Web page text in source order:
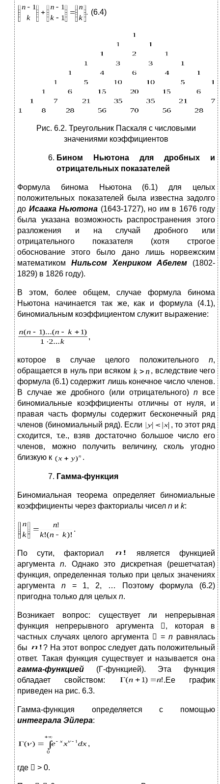
(6.4)
Рис. 6.2. Треугольник Паскаля с числовыми
значениями коэффициентов
Бином Ньютона для дробных и
отрицательных показателей
Формула бинома Ньютона (6.1) для целых
положительных показателей была известна задолго
до Исаака Ньютона (1643-1727), но им в 1676 году
была указана возможность распространения этого
разложения и на случай дробного или
отрицательного показателя (хотя строгое
обоснование этого было дано лишь норвежским
математиком Нильсом Хенриком Абелем (1802-
1829) в 1826 году).
В этом, более общем, случае формула бинома
Ньютона начинается так же, как и формула (4.1),
биномиальным коэффициентом служит выражение:
,
которое в случае целого положительного n,
обращается в нуль при всяком
, вследствие чего
формула (6.1) содержит лишь конечное число членов.
В случае же дробного (или отрицательного) n все
биномиальные коэффициенты отличны от нуля, и
правая часть формулы содержит бесконечный ряд
членов (биномиальный ряд). Если
, то этот ряд
сходится, т.е., взяв достаточно большое число его
членов, можно получить величину, сколь угодно
близкую к
.
Гамма-функция
Биномиальная теорема определяет биномиальные
коэффициенты через факториалы чисел n и k:
.
По сути, факториал
является функцией
аргументаn. Однако это дискретная (решетчатая)
функция, определенная только при целых значениях
аргумента n= 1, 2, … Поэтому формула (6.2)
пригодна только для целых n.
Возникает вопрос: существует ли непрерывная
функция непрерывного аргумента
, которая в
частных случаях целого аргумента  = n равнялась
бы
? На этот вопрос следует дать положительный
ответ. Такая функция существует и называется она
гамма-функцией (Г-функцией). Эта функция
обладает свойством:
.Ее график
приведен на рис. 6.3.
Гамма-функция определяется с помощью
интеграла Эйлера:
,
где  > 0.